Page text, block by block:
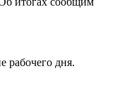
рабочего дня.